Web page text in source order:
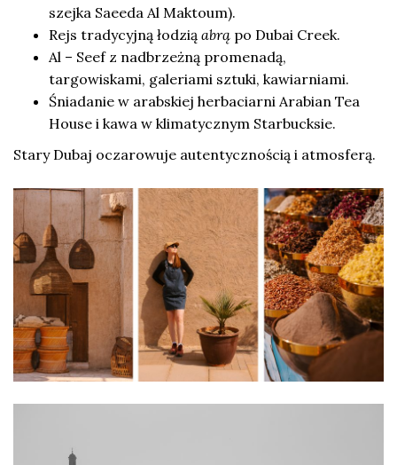
szejka Saeeda Al Maktoum).
Rejs tradycyjną łodzią abrą po Dubai Creek.
Al – Seef z nadbrzeżną promenadą,
targowiskami, galeriami sztuki, kawiarniami.
Śniadanie w arabskiej herbaciarni Arabian Tea
House i kawa w klimatycznym Starbucksie.
Stary Dubaj oczarowuje autentycznością i atmosferą.